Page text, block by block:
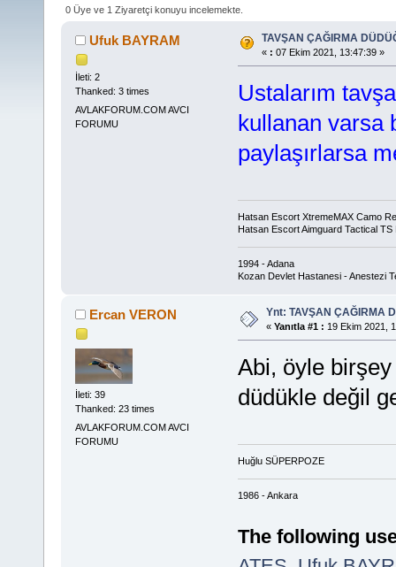
0 Üye ve 1 Ziyaretçi konuyu incelemekte.
Ufuk BAYRAM
İleti: 2
Thanked: 3 times
AVLAKFORUM.COM AVCI
FORUMU
TAVŞAN ÇAĞIRMA
« : 07 Ekim 2021, 13:47:39 »
Ustalarım
kullanan varsa
paylaşırlarsa
Hatsan Escort XtremeMAX Camo
Hatsan Escort Aimguard Tactical TS
1994 - Adana
Kozan Devlet Hastanesi - Anestezi
Ercan VERON
İleti: 39
Thanked: 23 times
AVLAKFORUM.COM AVCI
FORUMU
Ynt: TAVŞAN ÇAĞIRMA
« Yanıtla #1 : 19 Ekim 2021,
Abi, öyle
düdükle değil
Huğlu SÜPERPOZE
1986 - Ankara
The following